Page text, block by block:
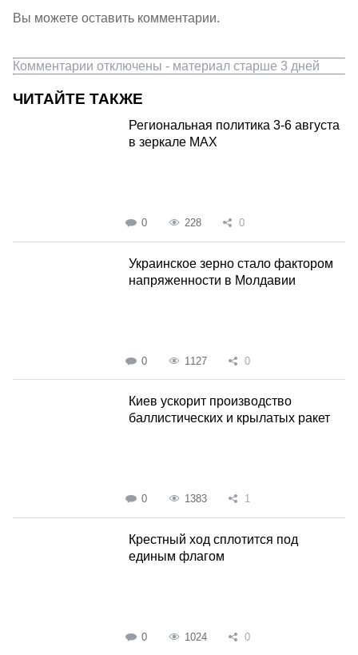
Вы можете оставить комментарии.
Комментарии отключены - материал старше 3 дней
ЧИТАЙТЕ ТАКЖЕ
Региональная политика 3-6 августа
в зеркале MAX
0 228 0
Украинское зерно стало фактором
напряженности в Молдавии
0 1127 0
Киев ускорит производство
баллистических и крылатых ракет
0 1383 1
Крестный ход сплотится под
единым флагом
0 1024 0